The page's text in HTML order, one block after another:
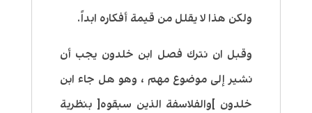
ولكن هذا لا يقلل من قيمة أفكاره ابداً.
وقبل ان نترك فصل ابن خلدون يجب أن
نشير إلى موضوع مهم ، وهو هل جاء ابن
خلدون ]والفلاسفة الذين سبقوه[ بنظرية